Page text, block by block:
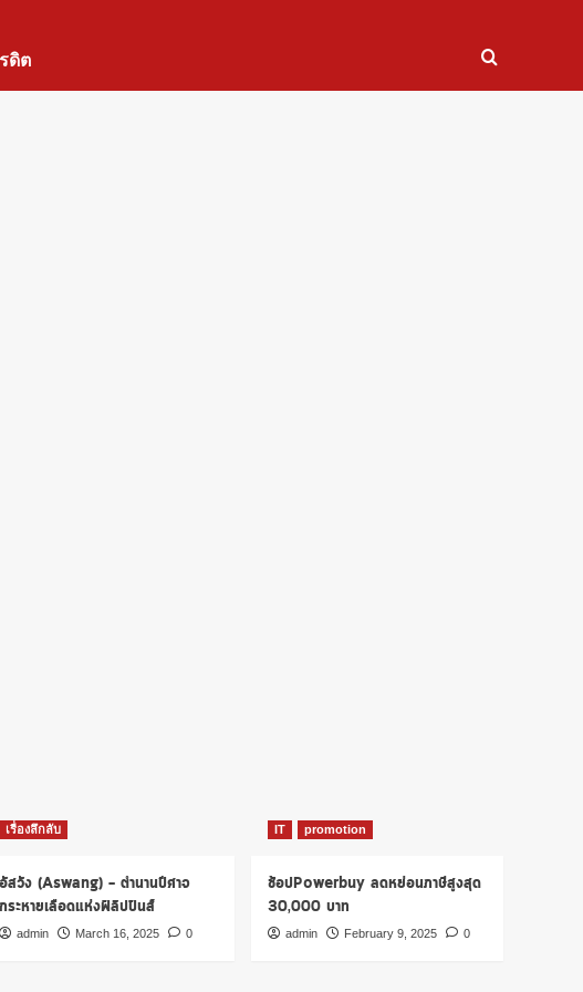
ดิต
เรื่องลึกลับ
อัสวัง (Aswang) – ตำนานปีศาจ
กระหายเลือดแห่งฟิลิปปินส์
admin March 16, 2025 0
IT promotion
ช้อปPowerbuy ลดหย่อนภาษีสูงสุด
30,000 บาท
admin February 9, 2025 0